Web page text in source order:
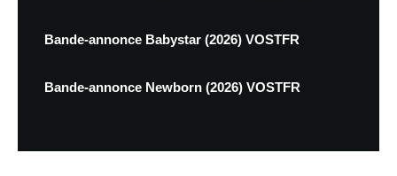
Bande-annonce Babystar (2026) VOSTFR
Bande-annonce Newborn (2026) VOSTFR